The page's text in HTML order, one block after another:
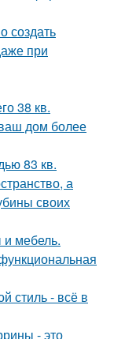
создать
при
38 кв.
дом более
83 кв.
а
своих
мебель.
стиль - всё в
- это